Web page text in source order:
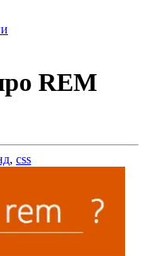
REM
, css